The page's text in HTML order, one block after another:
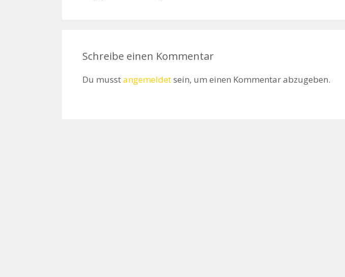
Schreibe einen Kommentar
Du musstangemeldetsein, um einen Kommentar abzugeben.